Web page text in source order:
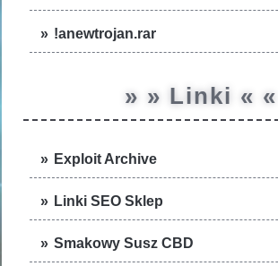
!anewtrojan.rar
» » Linki « «
Exploit Archive
Linki SEO Sklep
Smakowy Susz CBD